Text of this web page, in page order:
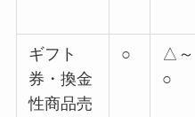
ギフト
券・換金
性商品売
○
△～
○